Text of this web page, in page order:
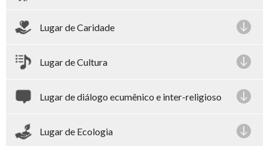
Lugar de Caridade
Lugar de Cultura
Lugar de diálogo ecumênico e inter-religioso
Lugar de Ecologia